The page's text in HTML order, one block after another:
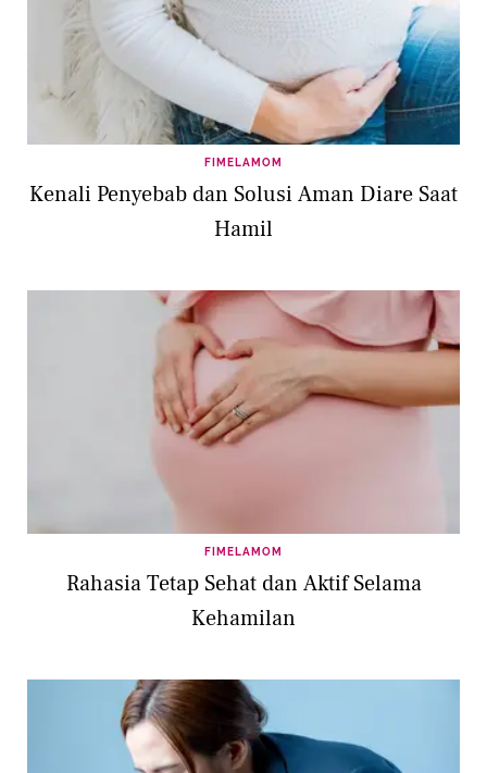
FIMELAMOM
Kenali Penyebab dan Solusi Aman Diare Saat
Hamil
FIMELAMOM
Rahasia Tetap Sehat dan Aktif Selama
Kehamilan